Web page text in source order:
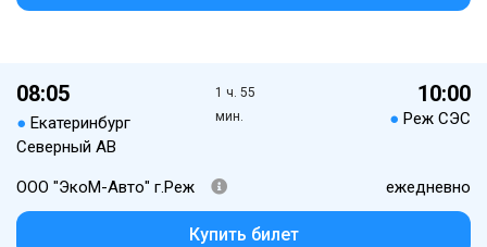
08:05
● Екатеринбург
Северный АВ
1 ч. 55
мин.
10:00
● Реж СЭС
ООО "ЭкоМ-Авто" г.Реж ежедневно
Купить билет